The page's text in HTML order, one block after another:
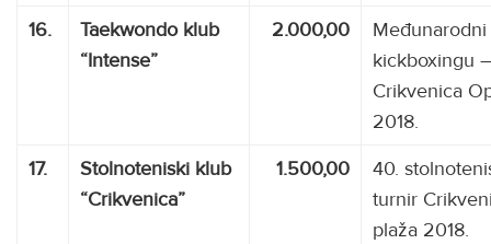
16.
Taekwondo klub
“Intense”
2.000,00
kickboxingu –
Crikvenica
2018.
17.
Stolnoteniski klub
“Crikvenica”
1.500,00
40.
turnir
plaža 2018.